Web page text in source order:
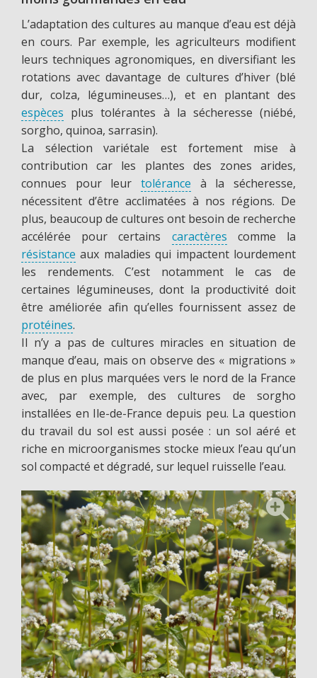
L’adaptation des cultures au manque d’eau est déjà
en cours. Par exemple, les agriculteurs modifient
leurs techniques agronomiques, en diversifiant les
rotations avec davantage de cultures d’hiver (blé
dur, colza, légumineuses…), et en plantant des
espèces plus tolérantes à la sécheresse (niébé,
sorgho, quinoa, sarrasin).
La sélection variétale est fortement mise à
contribution car les plantes des zones arides,
connues pour leur tolérance à la sécheresse,
nécessitent d’être acclimatées à nos régions. De
plus, beaucoup de cultures ont besoin de recherche
accélérée pour certains caractères comme la
résistance aux maladies qui impactent lourdement
les rendements. C’est notamment le cas de
certaines légumineuses, dont la productivité doit
être améliorée afin qu’elles fournissent assez de
protéines.
Il n’y a pas de cultures miracles en situation de
manque d’eau, mais on observe des « migrations »
de plus en plus marquées vers le nord de la France
avec, par exemple, des cultures de sorgho
installées en Ile-de-France depuis peu. La question
du travail du sol est aussi posée : un sol aéré et
riche en microorganismes stocke mieux l’eau qu’un
sol compacté et dégradé, sur lequel ruisselle l’eau.